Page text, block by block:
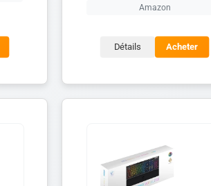
Amazon
Détails Acheter